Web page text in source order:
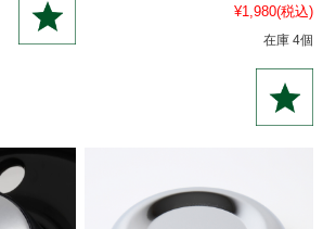
¥1,980(税込)
在庫 4個